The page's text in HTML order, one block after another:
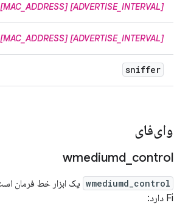
[MAC_ADDRESS] [ADVERTISE_INTERVAL]
[MAC_ADDRESS] [ADVERTISE_INTERVAL]
sniffer
وای‌فای
wmediumd control
wmediumd_control
Fi دارد: